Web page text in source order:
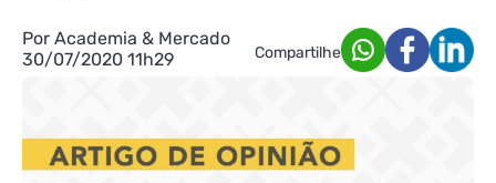
Por Academia & Mercado
30/07/2020 11h29
Compartilhe